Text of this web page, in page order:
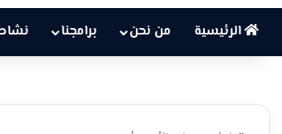
الرئيسية من نحن برامجنا